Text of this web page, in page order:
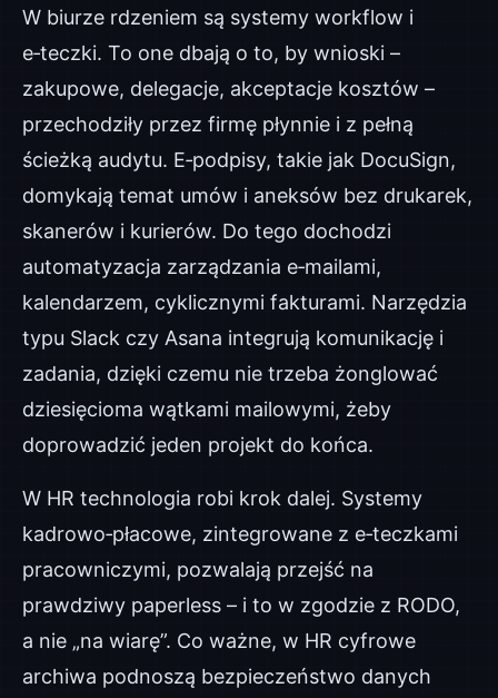
W biurze rdzeniem są systemy workflow i
e‑teczki. To one dbają o to, by wnioski –
zakupowe, delegacje, akceptacje kosztów –
przechodziły przez firmę płynnie i z pełną
ścieżką audytu. E‑podpisy, takie jak DocuSign,
domykają temat umów i aneksów bez drukarek,
skanerów i kurierów. Do tego dochodzi
automatyzacja zarządzania e‑mailami,
kalendarzem, cyklicznymi fakturami. Narzędzia
typu Slack czy Asana integrują komunikację i
zadania, dzięki czemu nie trzeba żonglować
dziesięcioma wątkami mailowymi, żeby
doprowadzić jeden projekt do końca.
W HR technologia robi krok dalej. Systemy
kadrowo‑płacowe, zintegrowane z e‑teczkami
pracowniczymi, pozwalają przejść na
prawdziwy paperless – i to w zgodzie z RODO,
a nie „na wiarę”. Co ważne, w HR cyfrowe
archiwa podnoszą bezpieczeństwo danych